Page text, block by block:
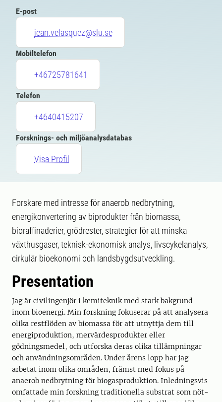
E-post
jean.velasquez@slu.se
Mobiltelefon
+46725781641
Telefon
+4640415207
Forsknings- och miljöanalysdatabas
Visa Profil
Forskare med intresse för anaerob nedbrytning,
energikonvertering av biprodukter från biomassa,
bioraffinaderier, grödrester, strategier för att minska
växthusgaser, teknisk-ekonomisk analys, livscykelanalys,
cirkulär bioekonomi och landsbygdsutveckling.
Presentation
Jag är civilingenjör i kemiteknik med stark bakgrund
inom bioenergi. Min forskning fokuserar på att analysera
olika restflöden av biomassa för att utnyttja dem till
energiproduktion, mervärdesprodukter eller
gödningsmedel, och utforska deras olika tillämpningar
och användningsområden. Under årens lopp har jag
arbetat inom olika områden, främst med fokus på
anaerob nedbrytning för biogasproduktion. Inledningsvis
omfattade min forskning traditionella substrat som nöt-